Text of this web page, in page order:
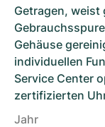
Getragen,
Gehäuse
individuellen
Service Center
zertifizierten
Jahr